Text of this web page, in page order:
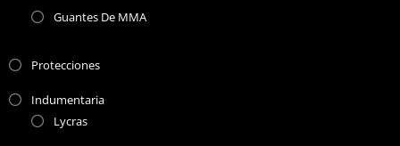
Guantes De MMA
Protecciones
Indumentaria
Lycras